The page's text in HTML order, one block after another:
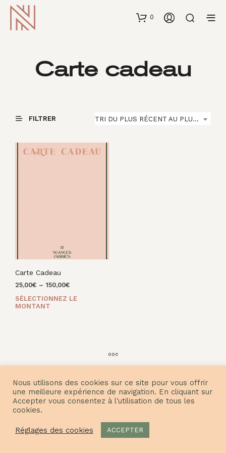
0
Carte cadeau
FILTRER TRI DU PLUS RÉCENT AU PLUS ANCIEN
Carte Cadeau
25,00€ – 150,00€
SÉLECTIONNEZ LE
MONTANT
Les
être
choisies
sur
page
du
© Nuances Fabrics 2021
Nous utilisons des cookies sur ce site pour vous offrir
une meilleure expérience de navigation. En cliquant sur
Accepter vous consentez à l'utilisation de tous les
cookies.
Réglages des cookies ACCEPTER